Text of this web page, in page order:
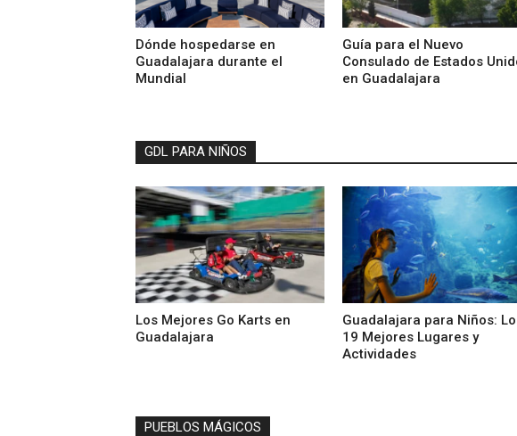
Dónde hospedarse en
Guadalajara durante el
Mundial
Guía para el Nuevo
Consulado de Estados
en Guadalajara
GDL PARA NIÑOS
Los Mejores Go Karts en
Guadalajara
Guadalajara para Niños:
19 Mejores Lugares y
Actividades
PUEBLOS MÁGICOS